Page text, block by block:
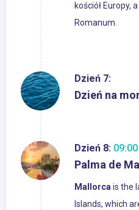
kościół Europy,
Romanum.
Dzień 7:
Dzień na
Dzień 8: 09:00
Palma de
Mallorcais the
Islands, which